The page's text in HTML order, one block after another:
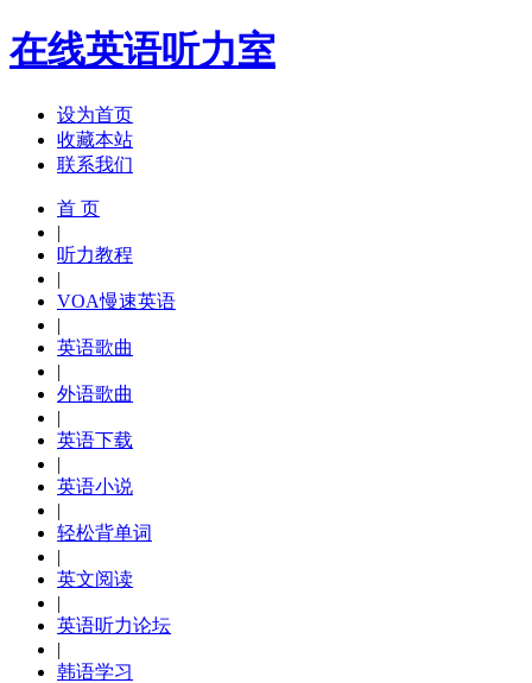
在线英语听力室
设为首页
收藏本站
联系我们
首 页
|
听力教程
|
VOA慢速英语
|
英语歌曲
|
外语歌曲
|
英语下载
|
英语小说
|
轻松背单词
|
英文阅读
|
英语听力论坛
|
韩语学习